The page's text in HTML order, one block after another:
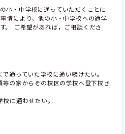
小・中学校に通っていただくことに
情により，他の小・中学校への通学
。 ご希望があれば，ご相談くださ
通っていた学校に通い続けたい。
の家からその校区の学校へ登下校さ
に通わせたい。